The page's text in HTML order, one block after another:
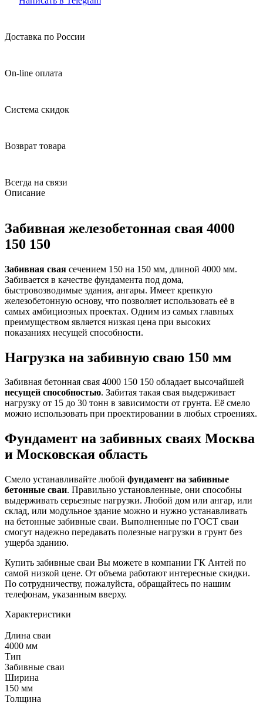
Доставка по России
On-line оплата
Система скидок
Возврат товара
Всегда на связи
Описание
Забивная железобетонная свая 4000
150 150
Забивная свая сечением 150 на 150 мм, длиной 4000 мм.
Забивается в качестве фундамента под дома,
быстровозводимые здания, ангары. Имеет крепкую
железобетонную основу, что позволяет использовать её в
самых амбициозных проектах. Одним из самых главных
преимуществом является низкая цена при высоких
показаниях несущей способности.
Нагрузка на забивную сваю 150 мм
Забивная бетонная свая 4000 150 150 обладает высочайшей
несущей способностью. Забитая такая свая выдерживает
нагрузку от 15 до 30 тонн в зависимости от грунта. Её смело
можно использовать при проектировании в любых строениях.
Фундамент на забивных сваях Москва
и Московская область
Смело устанавливайте любой фундамент на забивные
бетонные сваи. Правильно установленные, они способны
выдерживать серьезные нагрузки. Любой дом или ангар, или
склад, или модульное здание можно и нужно устанавливать
на бетонные забивные сваи. Выполненные по ГОСТ сваи
смогут надежно передавать полезные нагрузки в грунт без
ущерба зданию.
Купить забивные сваи Вы можете в компании ГК Антей по
самой низкой цене. От объема работают интересные скидки.
По сотрудничеству, пожалуйста, обращайтесь по нашим
телефонам, указанным вверху.
Характеристики
Длина сваи
4000 мм
Тип
Забивные сваи
Ширина
150 мм
Толщина